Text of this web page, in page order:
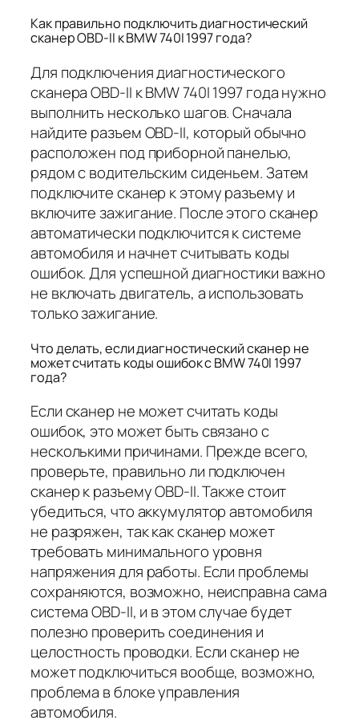
Как правильно подключить диагностический
сканер OBD-II к BMW 740I 1997 года?
Для подключения диагностического
сканера OBD-II к BMW 740I 1997 года нужно
выполнить несколько шагов. Сначала
найдите разъем OBD-II, который обычно
расположен под приборной панелью,
рядом с водительским сиденьем. Затем
подключите сканер к этому разъему и
включите зажигание. После этого сканер
автоматически подключится к системе
автомобиля и начнет считывать коды
ошибок. Для успешной диагностики важно
не включать двигатель, а использовать
только зажигание.
Что делать, если диагностический сканер не
может считать коды ошибок с BMW 740I 1997
года?
Если сканер не может считать коды
ошибок, это может быть связано с
несколькими причинами. Прежде всего,
проверьте, правильно ли подключен
сканер к разъему OBD-II. Также стоит
убедиться, что аккумулятор автомобиля
не разряжен, так как сканер может
требовать минимального уровня
напряжения для работы. Если проблемы
сохраняются, возможно, неисправна сама
система OBD-II, и в этом случае будет
полезно проверить соединения и
целостность проводки. Если сканер не
может подключиться вообще, возможно,
проблема в блоке управления
автомобиля.